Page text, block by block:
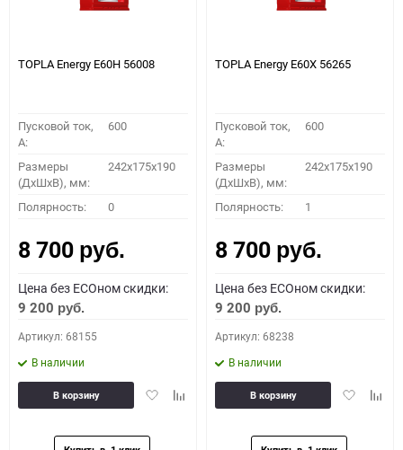
TOPLA Energy E60H 56008
Пусковой ток,
A:
600
Размеры
(ДхШхВ), мм:
242x175x190
Полярность: 0
8 700 руб.
Цена без ECOном скидки:
9 200 руб.
Артикул: 68155
В наличии
ДобавитьДобавить
В корзину
TOPLA Energy E60X 56265
Пусковой ток,
A:
600
Размеры
(ДхШхВ), мм:
242x175x190
Полярность: 1
8 700 руб.
Цена без ECOном скидки:
9 200 руб.
Артикул: 68238
В наличии
Добавить
В корзину